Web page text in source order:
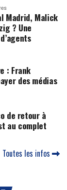
Madrid, Malick
? Une
: Frank
des médias
de retour à
au complet
Toutes les infos